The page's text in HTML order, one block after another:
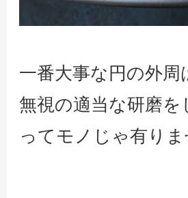
一番大事な円の外
無視の適当な研磨
ってモノじゃ有りま